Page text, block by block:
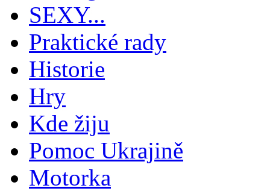
SEXY...
Praktické rady
Historie
Hry
Kde žiju
Pomoc Ukrajině
Motorka